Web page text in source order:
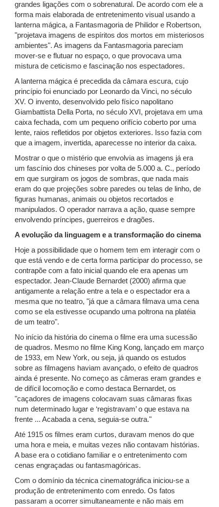
grandes ligações com o sobrenatural. De acordo com ele a
forma mais elaborada de entretenimento visual usando a
lanterna mágica, a Fantasmagoria de Philidor e Robertson,
"projetava imagens de espíritos dos mortos em misteriosos
ambientes". As imagens da Fantasmagoria pareciam
mover-se e flutuar no espaço, o que provocava uma
mistura de ceticismo e fascinação nos espectadores.
A lanterna mágica é precedida da câmara escura, cujo
princípio foi enunciado por Leonardo da Vinci, no século
XV. O invento, desenvolvido pelo físico napolitano
Giambattista Della Porta, no século XVI, projetava em uma
caixa fechada, com um pequeno orifício coberto por uma
lente, raios refletidos por objetos exteriores. Isso fazia com
que a imagem, invertida, aparecesse no interior da caixa.
Mostrar o que o mistério que envolvia as imagens já era
um fascínio dos chineses por volta de 5.000 a. C., período
em que surgiram os jogos de sombras, que nada mais
eram do que projeções sobre paredes ou telas de linho, de
figuras humanas, animais ou objetos recortados e
manipulados. O operador narrava a ação, quase sempre
envolvendo príncipes, guerreiros e dragões.
A evolução da linguagem e a transformação do cinema
Hoje a possibilidade que o homem tem em interagir com o
que está vendo e de certa forma participar do processo, se
contrapõe com a fato inicial quando ele era apenas um
espectador. Jean-Claude Bernardet (2000) afirma que
antigamente a relação entre a tela e o espectador era a
mesma que no teatro, "já que a câmara filmava uma cena
como se ela estivesse ocupando uma poltrona na platéia
de um teatro".
No início da história do cinema o filme era uma sucessão
de quadros. Mesmo no filme King Kong, lançado em março
de 1933, em New York, ou seja, já quando os estudos
sobre as filmagens haviam avançado, o efeito de quadros
ainda é presente. No começo as câmeras eram grandes e
de difícil locomoção e como destaca Bernardet, os
"caçadores de imagens colocavam suas câmaras fixas
num determinado lugar e ‘registravam’ o que estava na
frente ... Acabada a cena, seguia-se outra."
Até 1915 os filmes eram curtos, duravam menos do que
uma hora e meia, e muitas vezes não contavam histórias.
A base era o cotidiano familiar e o entretenimento com
cenas engraçadas ou fantasmagóricas.
Com o domínio da técnica cinematográfica iniciou-se a
produção de entretenimento com enredo. Os fatos
passaram a ocorrer simultaneamente e não mais em